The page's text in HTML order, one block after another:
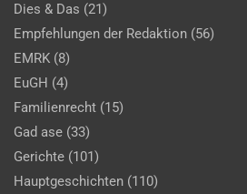
Dies & Das (21)
Empfehlungen der Redaktion (56)
EMRK (8)
EuGH (4)
Familienrecht (15)
Gad ase (33)
Gerichte (101)
Hauptgeschichten (110)